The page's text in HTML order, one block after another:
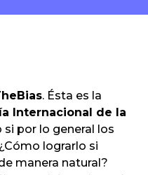
. Ésta es la
Internacional de la
por lo general los
lograrlo si
manera natural?